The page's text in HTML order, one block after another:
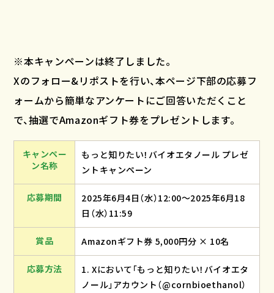
※本キャンペーンは終了しました。
Xのフォロー&リポストを行い、本ページ下部の応募フ
ォームから簡単なアンケートにご回答いただくこと
で、抽選でAmazonギフト券をプレゼントします。
キャンペー
ン名称
もっと知りたい！バイオエタノール プレゼ
ントキャンペーン
応募期間
2025年6月4日（水）12:00～2025年6月18
日（水）11:59
賞品 Amazonギフト券 5,000円分 × 10名
応募方法
1. Xにおいて「もっと知りたい！バイオエタ
ノール」アカウント（@cornbioethanol）